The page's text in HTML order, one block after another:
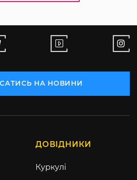
НА НОВИНИ
ДОВІДНИКИ
Куркулі